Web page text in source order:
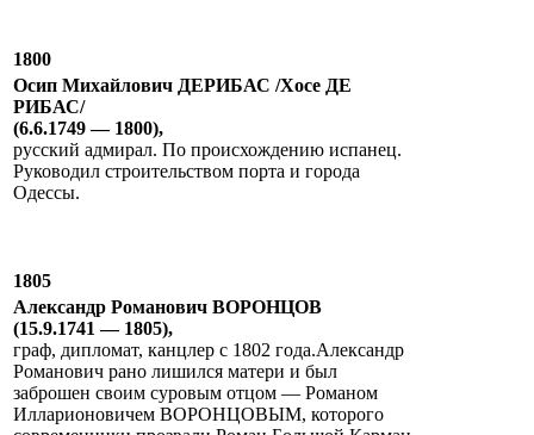
1800
Осип Михайлович ДЕРИБАС /Хосе ДЕ
РИБАС/
(6.6.1749 — 1800),
русский адмирал. По происхождению испанец.
Руководил строительством порта и города
Одессы.
1805
Александр Романович ВОРОНЦОВ
(15.9.1741 — 1805),
граф, дипломат, канцлер с 1802 года.Александр
Романович рано лишился матери и был
заброшен своим суровым отцом — Романом
Илларионовичем ВОРОНЦОВЫМ, которого